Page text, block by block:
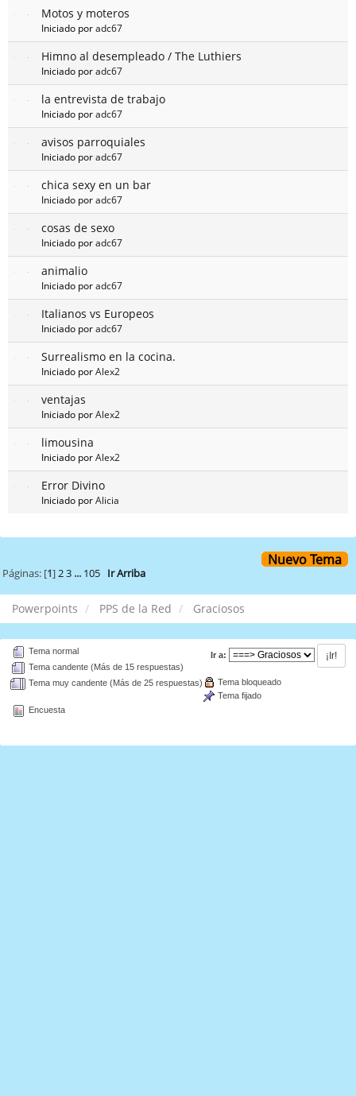
Motos y moteros
Iniciado poradc67
Himno al desempleado / The Luthiers
Iniciado poradc67
la entrevista de trabajo
Iniciado poradc67
avisos parroquiales
Iniciado poradc67
chica sexy en un bar
Iniciado poradc67
cosas de sexo
Iniciado poradc67
animalio
Iniciado poradc67
Italianos vs Europeos
Iniciado poradc67
Surrealismo en la cocina.
Iniciado porAlex2
ventajas
Iniciado porAlex2
limousina
Iniciado porAlex2
Error Divino
Iniciado porAlicia
Nuevo Tema
Páginas: [1]2 3 ... 105 Ir Arriba
Powerpoints PPS de la Red Graciosos
Ir a:
Tema normal
Tema candente (Más de 15 respuestas)
Tema muy candente (Más de 25 respuestas)
Tema bloqueado
Tema fijado
Encuesta